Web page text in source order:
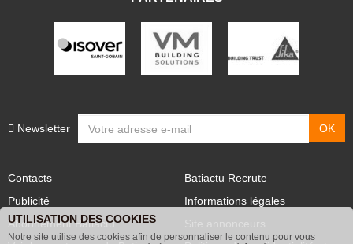
Publicité
Abonnement Batiactu
Site annonceurs
UTILISATION DES COOKIES
Notre site utilise des cookies afin de personnaliser le contenu pour vous